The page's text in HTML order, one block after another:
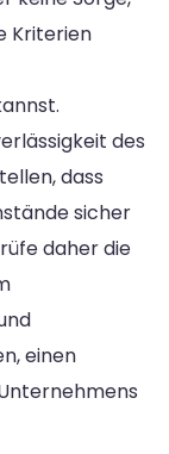
Kriterien
des
dass
sicher
daher die
einen